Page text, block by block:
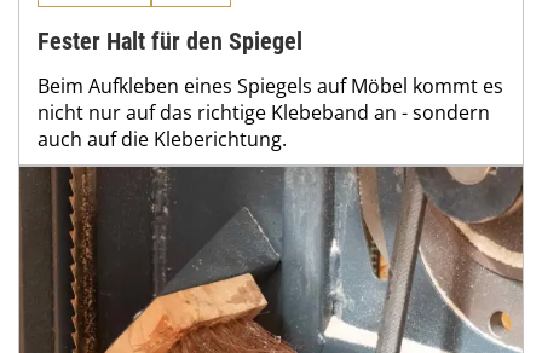
Fester Halt für den Spiegel
Beim Aufkleben eines Spiegels auf Möbel kommt es
nicht nur auf das richtige Klebeband an - sondern
auch auf die Kleberichtung.